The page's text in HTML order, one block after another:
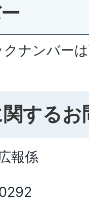
ナンバー
する
報係